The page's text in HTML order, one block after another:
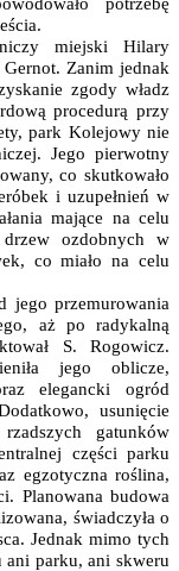
miejski Hilary
Zanim jednak
zgody władz
procedurą przy
park Kolejowy nie
Jego pierwotny
co skutkowało
i uzupełnień w
mające na celu
ozdobnych w
co miało na celu
jego przemurowania
aż po radykalną
S. Rogowicz.
jego oblicze,
elegancki ogród
usunięcie
gatunków
części parku
egzotyczna roślina,
Planowana budowa
świadczyła o
Jednak mimo tych
ani parku, ani skweru